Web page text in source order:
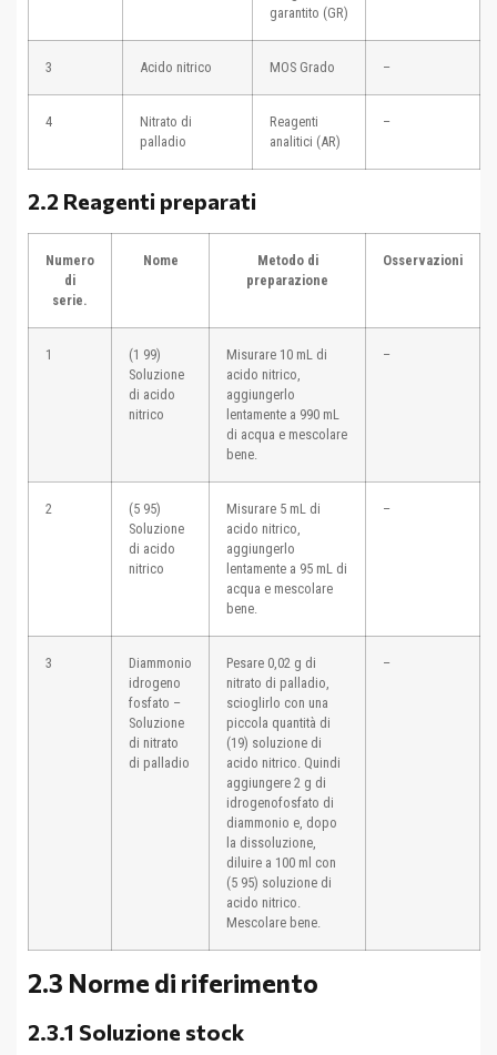
garantito (GR)
3 Acido nitrico MOS Grado –
4
Nitrato di
palladio
Reagenti
analitici (AR)
–
2.2 Reagenti preparati
Numero
di
serie.
Nome
Metodo di
preparazione
Osservazioni
1
(1 99)
Soluzione
di acido
nitrico
Misurare 10 mL di
acido nitrico,
aggiungerlo
lentamente a 990 mL
di acqua e mescolare
bene.
–
2
(5 95)
Soluzione
di acido
nitrico
Misurare 5 mL di
acido nitrico,
aggiungerlo
lentamente a 95 mL di
acqua e mescolare
bene.
–
3
Diammonio
idrogeno
fosfato –
Soluzione
di nitrato
di palladio
Pesare 0,02 g di
nitrato di palladio,
scioglirlo con una
piccola quantità di
(19) soluzione di
acido nitrico. Quindi
aggiungere 2 g di
idrogenofosfato di
diammonio e, dopo
la dissoluzione,
diluire a 100 ml con
(5 95) soluzione di
acido nitrico.
Mescolare bene.
–
2.3 Norme di riferimento
2.3.1 Soluzione stock